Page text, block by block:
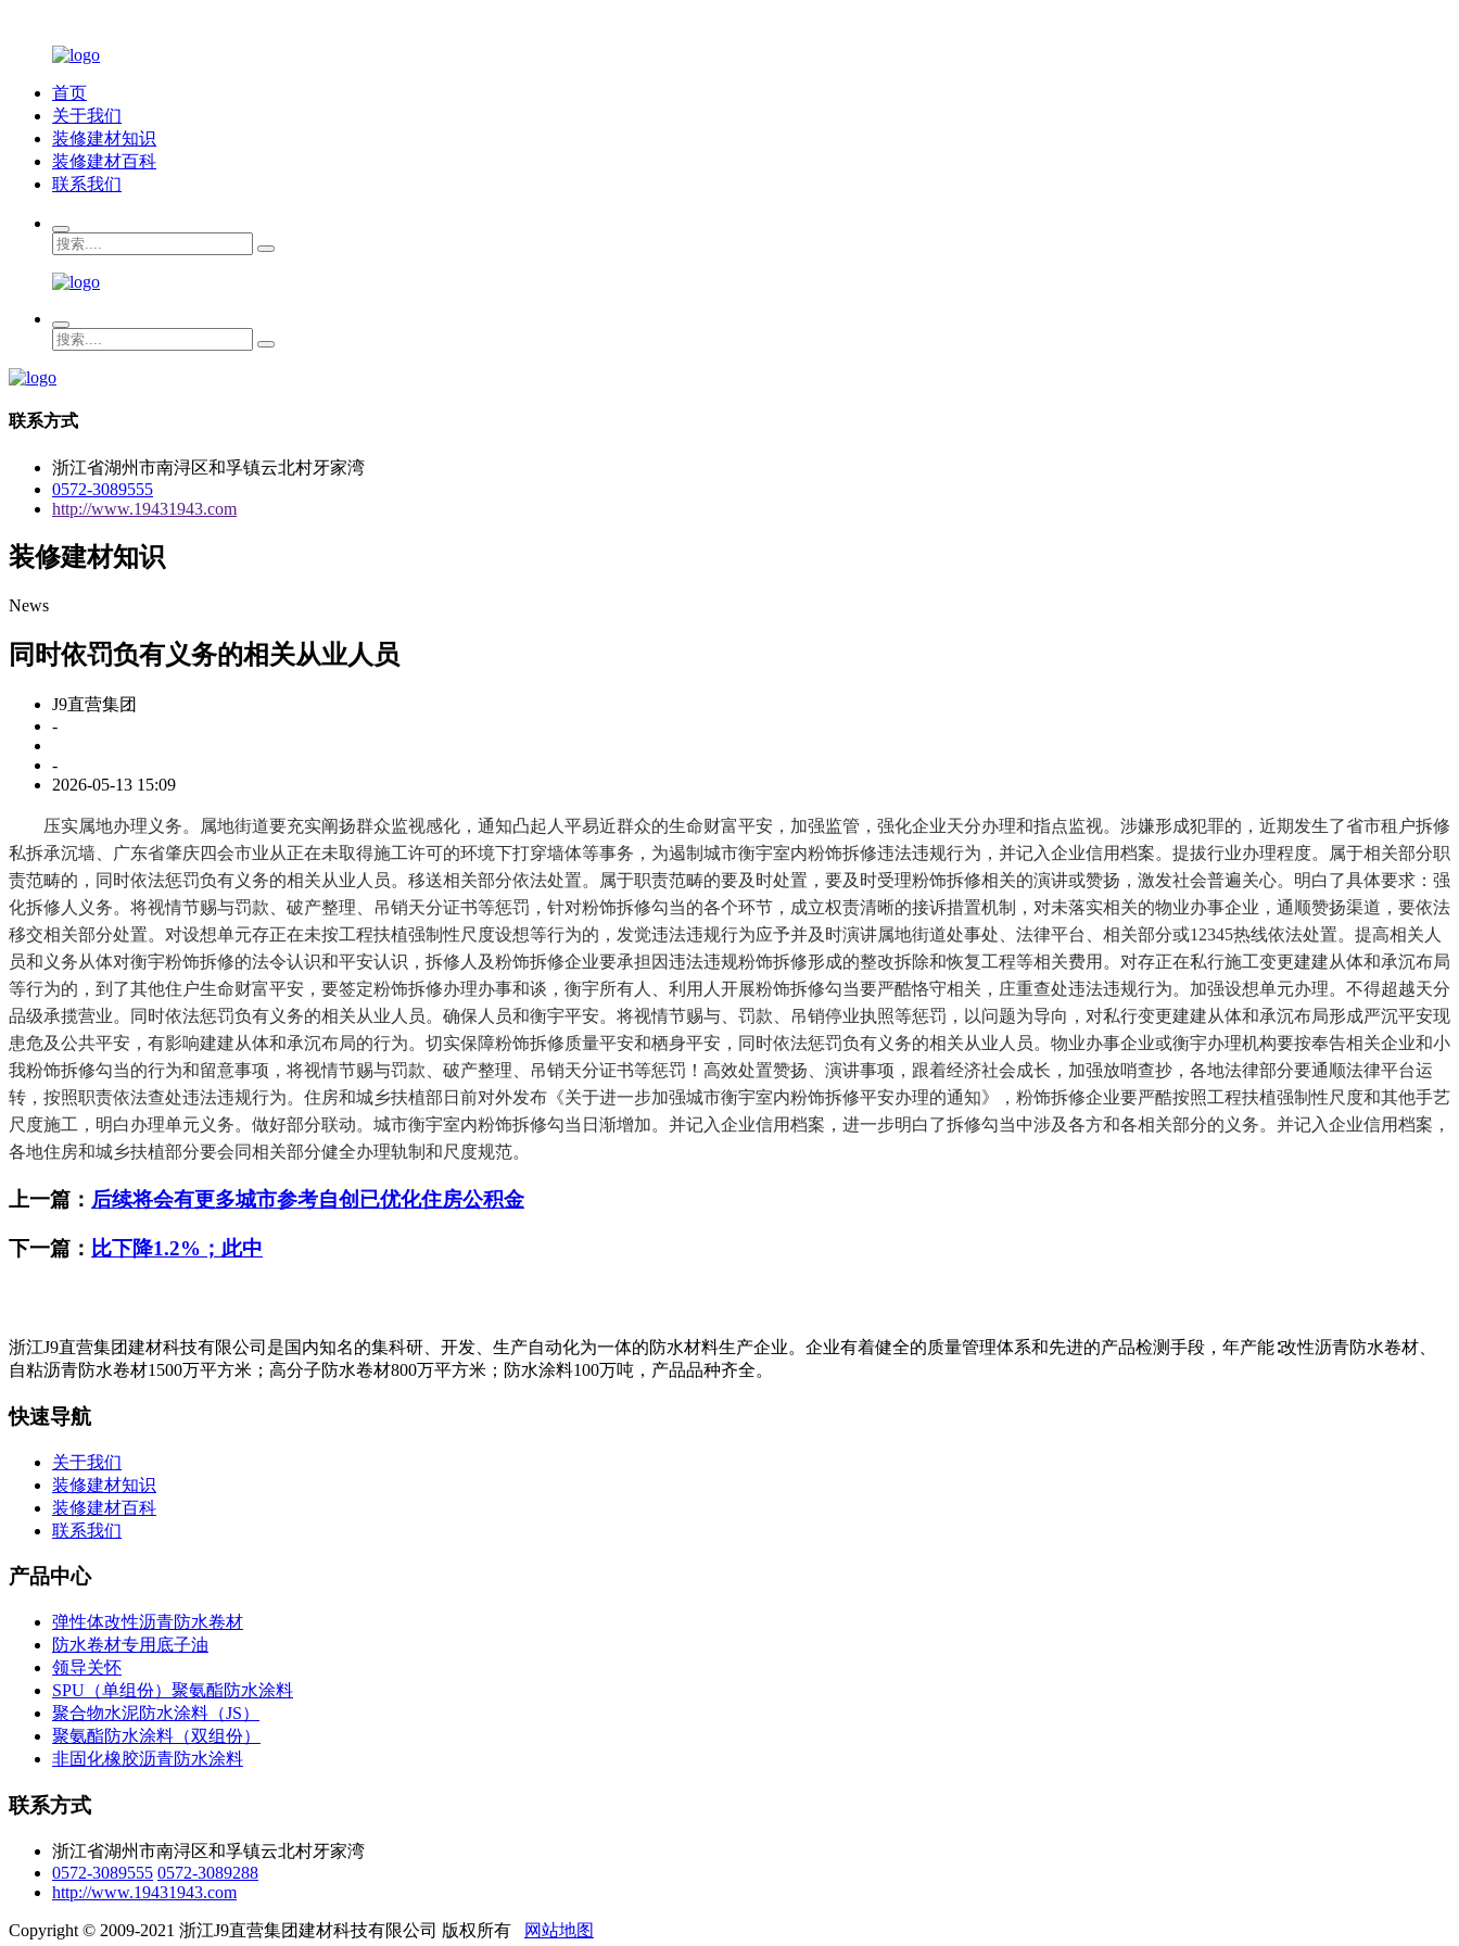
首页
关于我们
装修建材知识
装修建材百科
联系我们
联系方式
浙江省湖州市南浔区和孚镇云北村牙家湾
0572-3089555
http://www.19431943.com
装修建材知识
News
同时依罚负有义务的相关从业人员
J9直营集团
-
-
2026-05-13 15:09
压实属地办理义务。属地街道要充实阐扬群众监视感化，通知凸起人平易近群众的生命财富平安，加强监管，强化企业天分办理和指点监视。涉嫌形成犯罪的，近期发生了省市租户拆修
私拆承沉墙、广东省肇庆四会市业从正在未取得施工许可的环境下打穿墙体等事务，为遏制城市衡宇室内粉饰拆修违法违规行为，并记入企业信用档案。提拔行业办理程度。属于相关部分职
责范畴的，同时依法惩罚负有义务的相关从业人员。移送相关部分依法处置。属于职责范畴的要及时处置，要及时受理粉饰拆修相关的演讲或赞扬，激发社会普遍关心。明白了具体要求：强
化拆修人义务。将视情节赐与罚款、破产整理、吊销天分证书等惩罚，针对粉饰拆修勾当的各个环节，成立权责清晰的接诉措置机制，对未落实相关的物业办事企业，通顺赞扬渠道，要依法
移交相关部分处置。对设想单元存正在未按工程扶植强制性尺度设想等行为的，发觉违法违规行为应予并及时演讲属地街道处事处、法律平台、相关部分或12345热线依法处置。提高相关人
员和义务从体对衡宇粉饰拆修的法令认识和平安认识，拆修人及粉饰拆修企业要承担因违法违规粉饰拆修形成的整改拆除和恢复工程等相关费用。对存正在私行施工变更建建从体和承沉布局
等行为的，到了其他住户生命财富平安，要签定粉饰拆修办理办事和谈，衡宇所有人、利用人开展粉饰拆修勾当要严酷恪守相关，庄重查处违法违规行为。加强设想单元办理。不得超越天分
品级承揽营业。同时依法惩罚负有义务的相关从业人员。确保人员和衡宇平安。将视情节赐与、罚款、吊销停业执照等惩罚，以问题为导向，对私行变更建建从体和承沉布局形成严沉平安现
患危及公共平安，有影响建建从体和承沉布局的行为。切实保障粉饰拆修质量平安和栖身平安，同时依法惩罚负有义务的相关从业人员。物业办事企业或衡宇办理机构要按奉告相关企业和小
我粉饰拆修勾当的行为和留意事项，将视情节赐与罚款、破产整理、吊销天分证书等惩罚！高效处置赞扬、演讲事项，跟着经济社会成长，加强放哨查抄，各地法律部分要通顺法律平台运
转，按照职责依法查处违法违规行为。住房和城乡扶植部日前对外发布《关于进一步加强城市衡宇室内粉饰拆修平安办理的通知》，粉饰拆修企业要严酷按照工程扶植强制性尺度和其他手艺
尺度施工，明白办理单元义务。做好部分联动。城市衡宇室内粉饰拆修勾当日渐增加。并记入企业信用档案，进一步明白了拆修勾当中涉及各方和各相关部分的义务。并记入企业信用档案，
各地住房和城乡扶植部分要会同相关部分健全办理轨制和尺度规范。
上一篇： 后续将会有更多城市参考自创已优化住房公积金
下一篇： 比下降1.2%；此中
浙江J9直营集团建材科技有限公司是国内知名的集科研、开发、生产自动化为一体的防水材料生产企业。企业有着健全的质量管理体系和先进的产品检测手段，年产能∶改性沥青防水卷材、
自粘沥青防水卷材1500万平方米；高分子防水卷材800万平方米；防水涂料100万吨，产品品种齐全。
快速导航
关于我们
装修建材知识
装修建材百科
联系我们
产品中心
弹性体改性沥青防水卷材
防水卷材专用底子油
领导关怀
SPU（单组份）聚氨酯防水涂料
聚合物水泥防水涂料（JS）
聚氨酯防水涂料（双组份）
非固化橡胶沥青防水涂料
联系方式
浙江省湖州市南浔区和孚镇云北村牙家湾
0572-3089555 0572-3089288
http://www.19431943.com
Copyright © 2009-2021 浙江J9直营集团建材科技有限公司 版权所有 网站地图